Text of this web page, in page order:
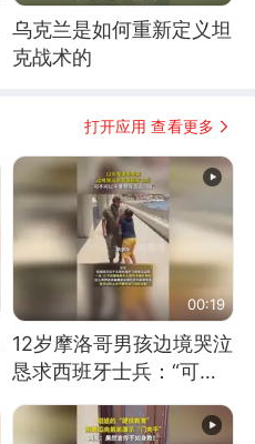
乌克兰是如何重新定义坦
克战术的
打开应用 查看更多
00:19
12岁摩洛哥男孩边境哭泣
恳求西班牙士兵：“可不